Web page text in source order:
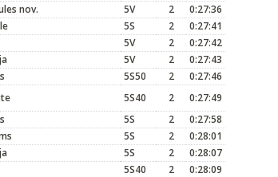
nov. 5V 2
0:27:36
5S 2
0:27:41
5V 2
0:27:42
5V 2
0:27:43
5S50 2
0:27:46
5S40 2
0:27:49
5S 2
0:27:58
5S 2
0:28:01
5S 2
0:28:07
5S40 2
0:28:09